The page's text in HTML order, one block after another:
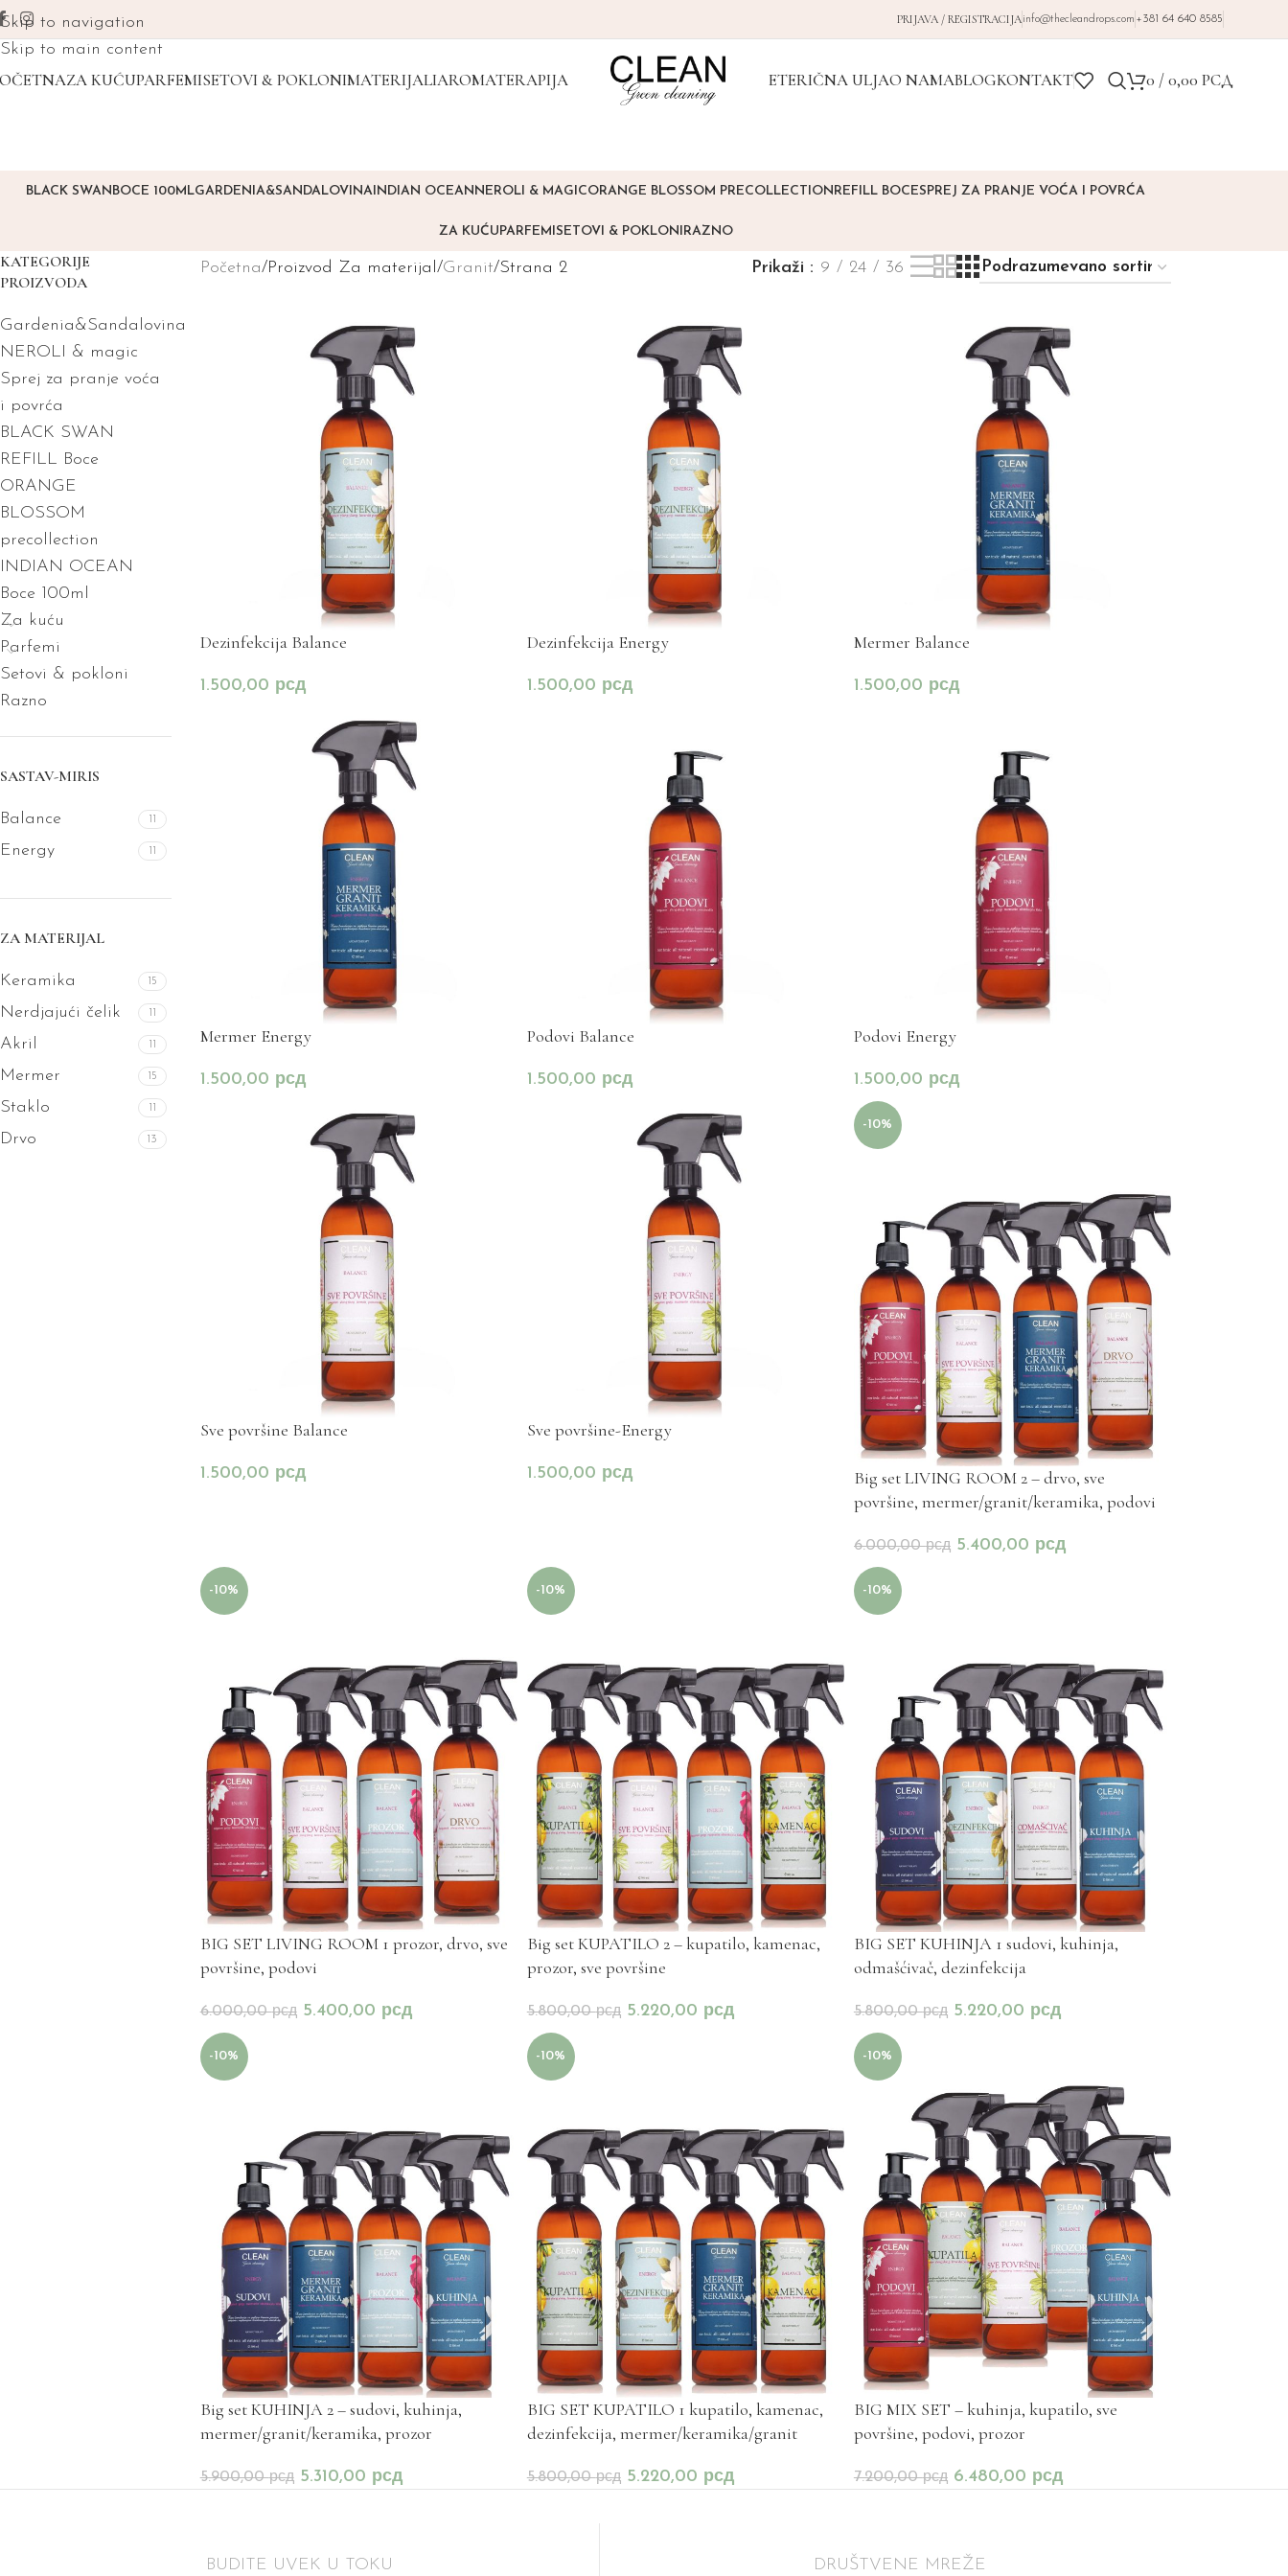
Skip to navigation
Skip to main content
PRIJAVA / REGISTRACIJAinfo@thecleandrops.com +381 64 640 8585
ZA KUĆUPARFEMISETOVI & POKLONIMATERIJALIAROMATERAPIJA ETERIČNA ULJAO NAMABLOGKONTAKT 0 / 0,00 РСД
BLACK SWAN BOCE 100MLGARDENIA&SANDALOVINA INDIAN OCEANNEROLI & MAGICORANGE BLOSSOM PRECOLLECTION REFILL BOCESPREJ ZA PRANJE VOĆA I POVRĆA
ZA KUĆU PARFEMI SETOVI & POKLONI RAZNO
KATEGORIJE
PROIZVODA
Gardenia&Sandalovina
NEROLI & magic
Sprej za pranje voća
i povrća
BLACK SWAN
REFILL Boce
ORANGE
BLOSSOM
precollection
INDIAN OCEAN
Boce 100ml
Za kuću
Parfemi
Setovi & pokloni
Razno
SASTAV-MIRIS
Balance 11
Energy 11
ZA MATERIJAL
Keramika 15
Nerdjajući čelik 11
Akril 11
Mermer 15
Staklo 11
Drvo 13
Početna Proizvod Za materijal Granit Strana 2 Prikaži 9 24 36
Dezinfekcija Balance
1.500,00 рсд
Dezinfekcija Energy
1.500,00 рсд
Mermer Balance
1.500,00 рсд
Mermer Energy
1.500,00 рсд
Podovi Balance
1.500,00 рсд
Podovi Energy
1.500,00 рсд
Sve površine Balance
1.500,00 рсд
Sve površine-Energy
1.500,00 рсд
-10%
Big set LIVING ROOM 2 – drvo, sve
površine, mermer/granit/keramika, podovi
6.000,00рсд 5.400,00 рсд
-10%
BIG SET LIVING ROOM 1 prozor, drvo, sve
površine, podovi
6.000,00рсд 5.400,00 рсд
-10%
Big set KUPATILO 2 – kupatilo, kamenac,
prozor, sve površine
5.800,00рсд 5.220,00 рсд
-10%
BIG SET KUHINJA 1 sudovi, kuhinja,
odmašćivač, dezinfekcija
5.800,00рсд 5.220,00 рсд
-10%
Big set KUHINJA 2 – sudovi, kuhinja,
mermer/granit/keramika, prozor
5.900,00рсд 5.310,00 рсд
-10%
BIG SET KUPATILO 1 kupatilo, kamenac,
dezinfekcija, mermer/keramika/granit
5.800,00рсд 5.220,00 рсд
-10%
BIG MIX SET – kuhinja, kupatilo, sve
površine, podovi, prozor
7.200,00рсд 6.480,00 рсд
BUDITE UVEK U TOKU DRUŠTVENE MREŽE